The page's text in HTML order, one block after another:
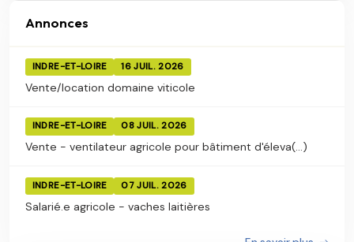
Annonces
INDRE-ET-LOIRE 16 JUIL. 2026
Vente/location domaine viticole
INDRE-ET-LOIRE 08 JUIL. 2026
Vente - ventilateur agricole pour bâtiment d'éleva(...)
INDRE-ET-LOIRE 07 JUIL. 2026
Salarié.e agricole - vaches laitières